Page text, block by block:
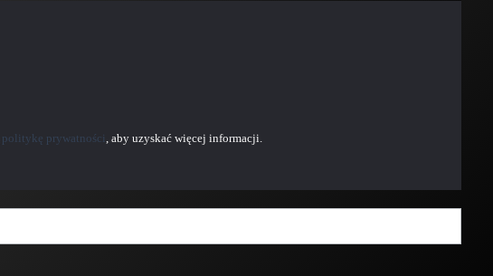
politykę prywatności, aby uzyskać więcej informacji.